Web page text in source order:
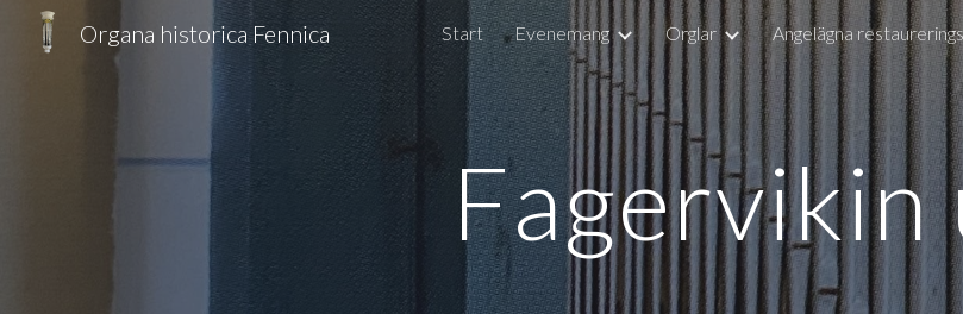
Skip to main content
Organa historica Fennica Start Evenemang Orglar Angelägna